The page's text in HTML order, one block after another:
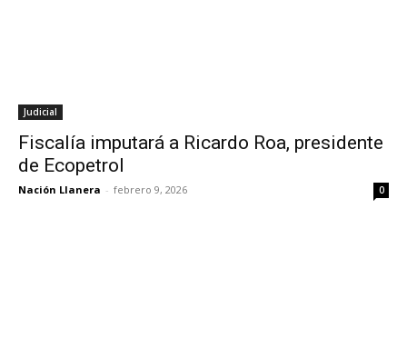
Judicial
Fiscalía imputará a Ricardo Roa, presidente
de Ecopetrol
Nación Llanera - febrero 9, 2026 0